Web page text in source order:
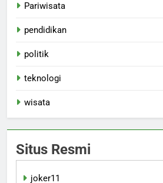
Pariwisata
pendidikan
politik
teknologi
wisata
Situs Resmi
joker11